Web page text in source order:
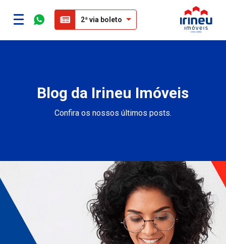
2ª via boleto
Blog da Irineu Imóveis
Confira os nossos últimos posts.